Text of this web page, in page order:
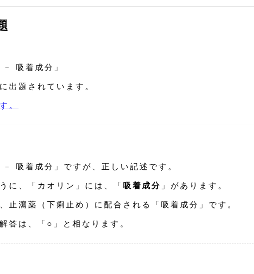
吸着成分」
題されています。
。
吸着成分」ですが、正しい記述です。
に、「カオリン」には、「 吸着成分 」があります。
止瀉薬（下痢止め）に配合される「吸着成分」です。
答は、「○」と相なります。